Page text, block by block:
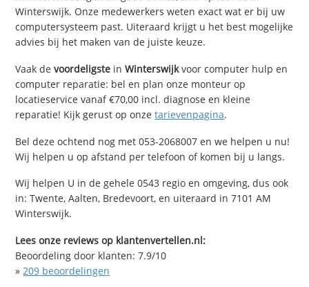
Winterswijk. Onze medewerkers weten exact wat er bij uw
computersysteem past. Uiteraard krijgt u het best mogelijke
advies bij het maken van de juiste keuze.
Vaak devoordeligste inWinterswijkvoor computer hulp en
computer reparatie: bel en plan onze monteur op
locatieservice vanaf €70,00 incl. diagnose en kleine
reparatie! Kijk gerust op onzetarievenpagina.
Bel deze ochtend nog met 053-2068007 en we helpen u nu!
Wij helpen u op afstand per telefoon of komen bij u langs.
Wij helpen U in de gehele 0543 regio en omgeving, dus ook
in: Twente, Aalten, Bredevoort, en uiteraard in 7101 AM
Winterswijk.
Lees onze reviews op klantenvertellen.nl:
Beoordeling door klanten:7.9/10
»209 beoordelingen